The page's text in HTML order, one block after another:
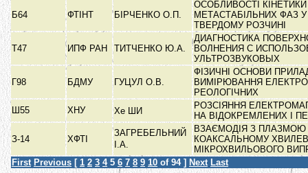
Б64 ФТІНТ БІРЧЕНКО О.П.
ОСОБЛИВОСТІ КІНЕТИКИ
МЕТАСТАБІЛЬНИХ ФАЗ
ТВЕРДОМУ РОЗЧИНІ
Т47 ИПФ РАН ТИТЧЕНКО Ю.А.
ДИАГНОСТИКА
ВОЛНЕНИЯ С
УЛЬТРОЗВУКОВЫХ
Г98 БДМУ ГУЦУЛ О.В.
ФІЗИЧНІ ОСНОВИ
ВИМІРЮВАННЯ
РЕОЛОГІЧНИХ
Ш55
ХНУ Хе ШИ
РОЗСІЯННЯ
НА ВІДОКРЕМЛЕНИХ І
З-14 ХФТІ
ЗАГРЕБЕЛЬНИЙ
І.А.
ВЗАЄМОДІЯ З ПЛАЗМОЮ
КОАКСАЛЬНОМУ
МІКРОХВИЛЬОВОГО
First Previous [ 1 2 3 4 5 6 7 8 9 10 of 94 ] Next Last